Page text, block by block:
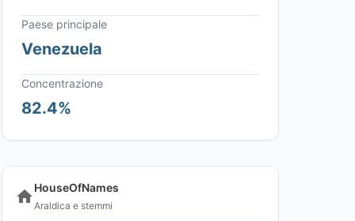
Paese principale
Venezuela
Concentrazione
82.4%
HouseOfNames
Araldica e stemmi